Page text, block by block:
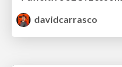
davidcarrasco